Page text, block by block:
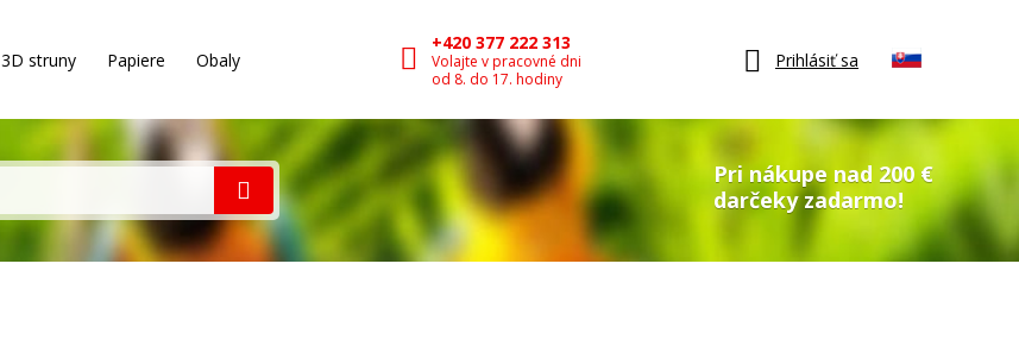
3D struny Papiere Obaly
+420 377 222 313
Volajte v pracovné dni
od 8. do 17. hodiny
Prihlásiť sa
Pri nákupe nad 200 €
darčeky zadarmo!